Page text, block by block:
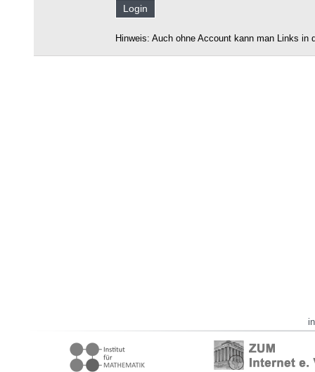
Hinweis: Auch ohne Account kann man Links in